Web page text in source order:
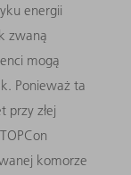
energii
zwaną
mogą
Ponieważ ta
przy złej
komorze